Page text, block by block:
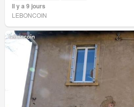
Il y a 9 jours
LEBONCOIN